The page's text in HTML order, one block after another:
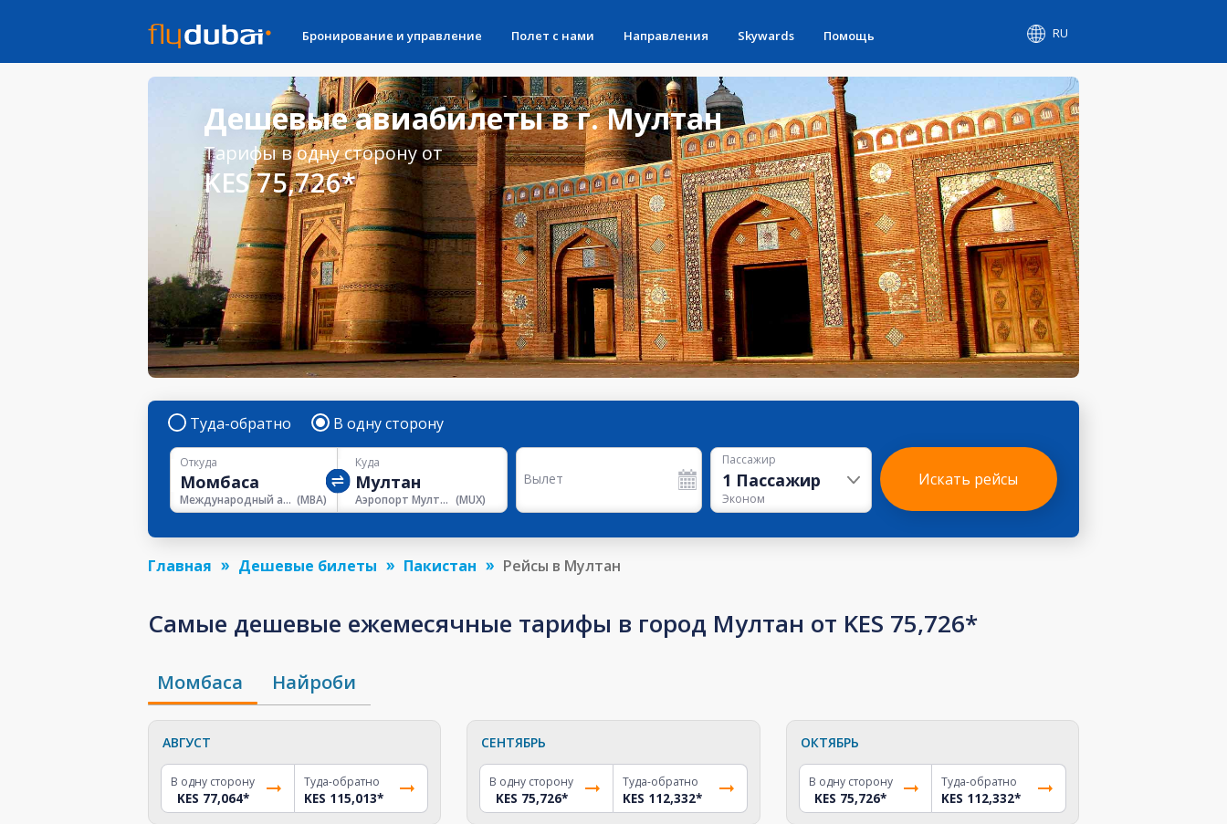
Бронирование и управление Полет с нами Направления Skywards Помощь RU
Дешевые авиабилеты в г. Мултан
Тарифы в одну сторону от
KES 75,726*
Туда-обратно В одну сторону
Откуда
Международный аэропорт имени Мои (MBA)
Куда
Аэропорт Мултана (MUX)
Вылет
Пассажир
1 Пассажир
Эконом
Искать рейсы
Главная Дешевые билеты Пакистан Рейсы в Мултан
Самые дешевые ежемесячные тарифы в город Мултан от KES 75,726*
Момбаса Найроби
АВГУСТ
В одну сторону
KES 77,064*
Туда-обратно
KES 115,013*
СЕНТЯБРЬ
В одну сторону
KES 75,726*
Туда-обратно
KES 112,332*
ОКТЯБРЬ
В одну сторону
KES 75,726*
Туда-обратно
KES 112,332*